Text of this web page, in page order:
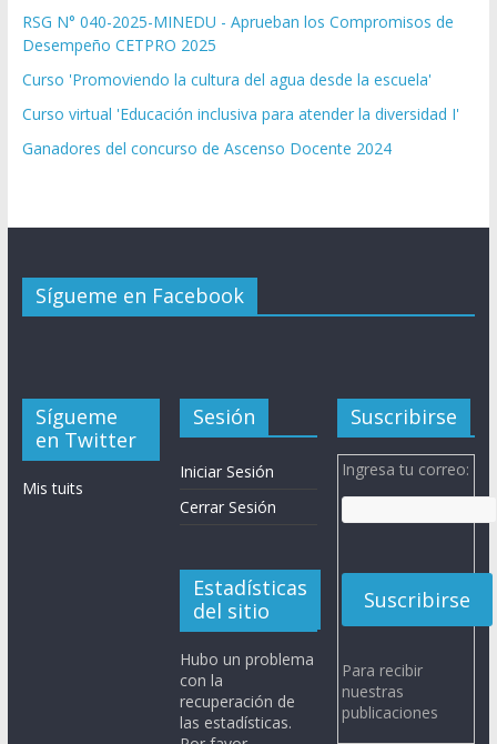
RSG N° 040-2025-MINEDU - Aprueban los Compromisos de
Desempeño CETPRO 2025
Curso 'Promoviendo la cultura del agua desde la escuela'
Curso virtual 'Educación inclusiva para atender la diversidad I'
Ganadores del concurso de Ascenso Docente 2024
Sígueme en Facebook
Sígueme
en Twitter
Mis tuits
Sesión
Iniciar Sesión
Cerrar Sesión
Estadísticas
del sitio
Hubo un problema
con la
recuperación de
las estadísticas.
Suscribirse
Ingresa tu correo:
Para recibir
nuestras
publicaciones